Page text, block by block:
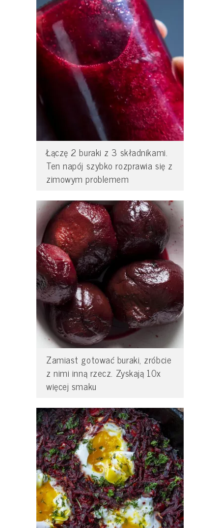
Łączę 2 buraki z 3 składnikami.
Ten napój szybko rozprawia się z
zimowym problemem
Zamiast gotować buraki, zróbcie
z nimi inną rzecz. Zyskają 10x
więcej smaku